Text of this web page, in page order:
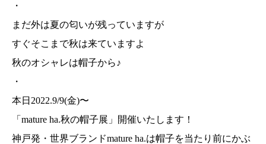
・
まだ外は夏の匂いが残っていますが
すぐそこまで秋は来ていますよ
秋のオシャレは帽子から♪
・
本日2022.9/9(金)〜
「mature ha.秋の帽子展」開催いたします！
神戸発・世界ブランドmature ha.は帽子を当たり前にかぶ